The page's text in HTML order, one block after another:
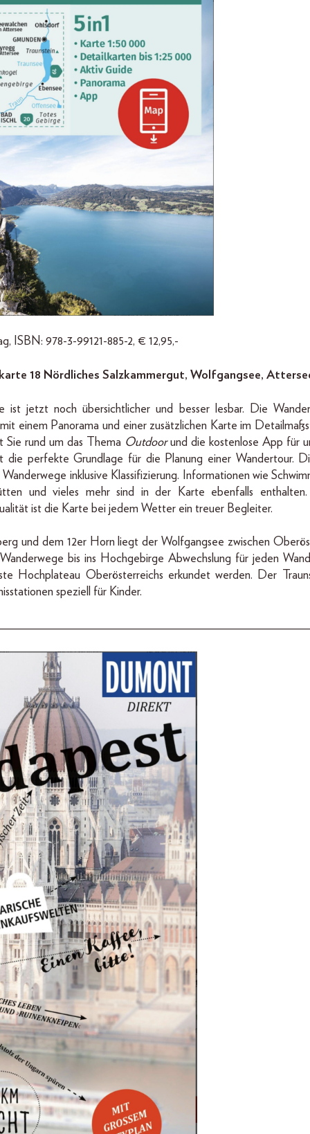
ISBN: 978-3-99121-885-2, € 12,95,-
18 Nördliches Salzkammergut, Wolfgangsee,
ist jetzt noch übersichtlicher und besser lesbar. Die
einem Panorama und einer zusätzlichen Karte im
rund um das Thema Outdoorund die kostenlose App für
die perfekte Grundlage für die Planung einer Wandertour.
inklusive Klassifizierung. Informationen wie
und vieles mehr sind in der Karte ebenfalls
ist die Karte bei jedem Wetter ein treuer Begleiter.
und dem 12er Horn liegt der Wolfgangsee zwischen
bis ins Hochgebirge Abwechslung für jeden
Hochplateau Oberösterreichs erkundet werden. Der
speziell für Kinder.